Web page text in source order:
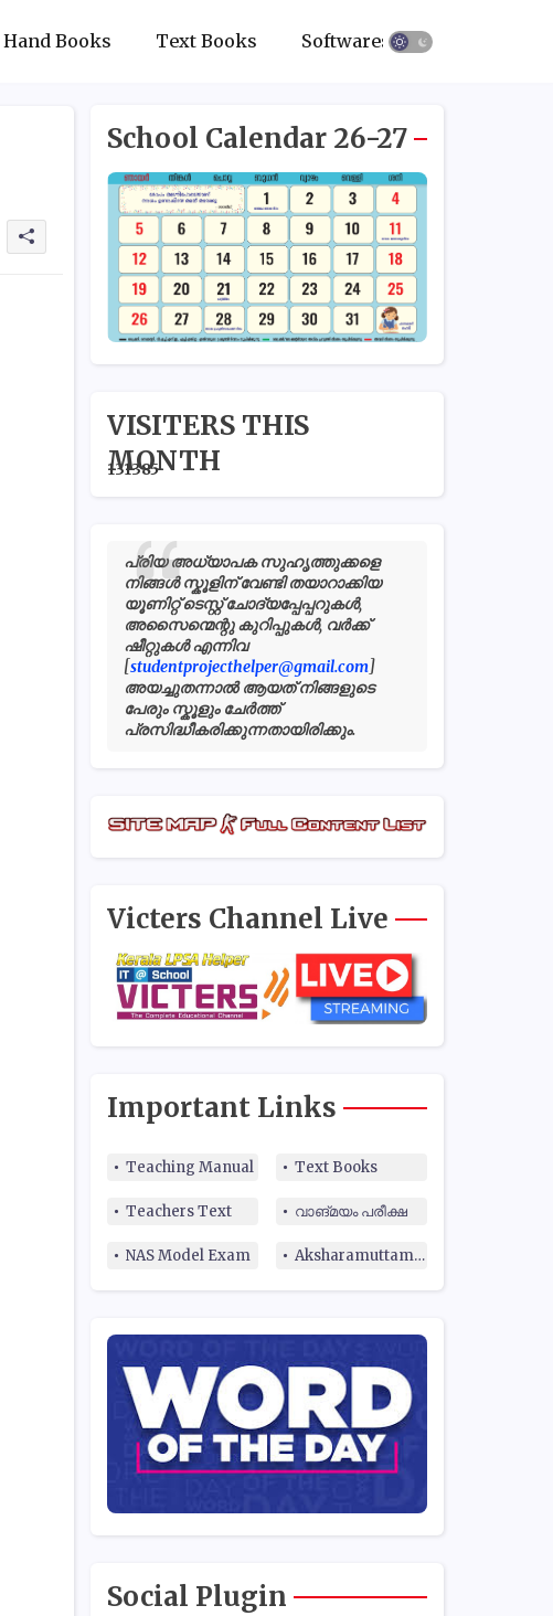
Hand Books Text Books Softwares
School Calendar 26-27
VISITERS THIS
MONTH
131385
പ്രിയ അധ്യാപക സുഹൃത്തുക്കളെ
നിങ്ങൾ സ്കൂളിന് വേണ്ടി തയാറാക്കിയ
യൂണിറ്റ് ടെസ്റ്റ് ചോദ്യപ്പേപ്പറുകൾ,
അസൈന്മെന്റു കുറിപ്പുകൾ, വർക്ക്
ഷീറ്റുകൾ എന്നിവ
[studentprojecthelper@gmail.com]
അയച്ചുതന്നാൽ ആയത് നിങ്ങളുടെ
പേരും സ്കൂളും ചേർത്ത്
പ്രസിദ്ധീകരിക്കുന്നതായിരിക്കും.
Victers Channel Live
Important Links
Teaching Manual Text Books
Teachers Text വാങ്മയം പരീക്ഷ
NAS Model Exam Aksharamuttam Quiz
Social Plugin